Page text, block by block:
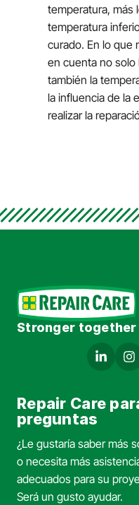
temperatura, más
temperatura
curado. En lo que
en cuenta no solo
también la
la influencia de la
realizar la
Stronger together
Repair Care
preguntas
¿Le gustaría saber más
o necesita más
adecuados para su
Será un gusto ayudar.